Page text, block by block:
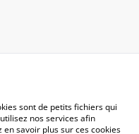
Legal Terms
Cookie Policy
sont de petits fichiers qui
nos services afin
savoir plus sur ces cookies